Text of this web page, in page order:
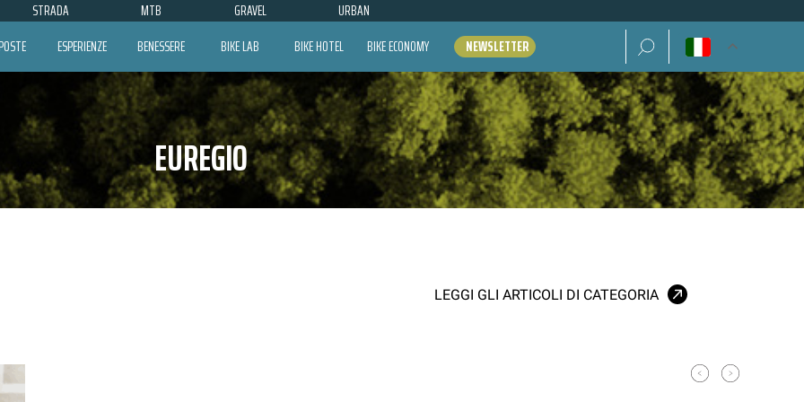
STRADA MTB GRAVEL URBAN
ESPERIENZE BENESSERE BIKE LAB BIKE HOTEL BIKE ECONOMY NEWSLETTER Ricerca per:
EUREGIO
LEGGI GLI ARTICOLI DI CATEGORIA